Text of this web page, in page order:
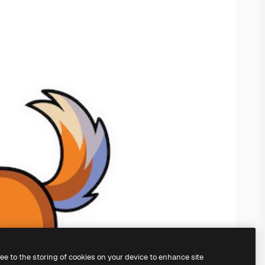
to the storing of cookies on your device to enhance site